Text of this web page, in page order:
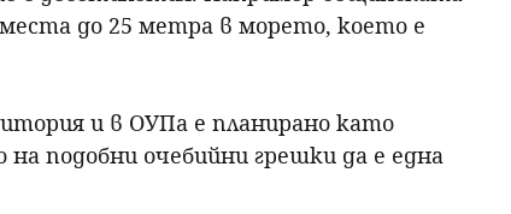
до 25 метра в морето, което е
и в ОУПа е планирано като
подобни очебийни грешки да е една